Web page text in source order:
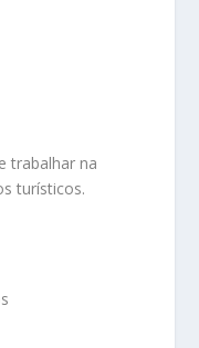
trabalhar na
turísticos.